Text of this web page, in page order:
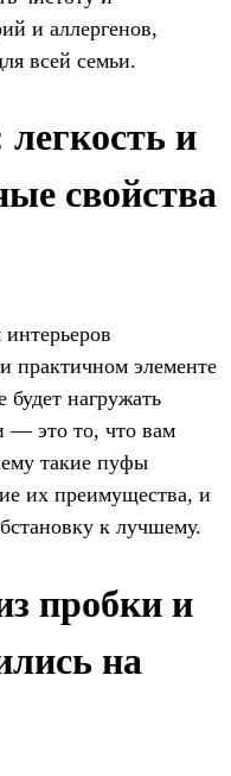
и аллергенов,
всей семьи.
и
свойства
практичном элементе
нагружать
— это то, что вам
такие пуфы
их преимущества, и
к лучшему.
пробки и
на